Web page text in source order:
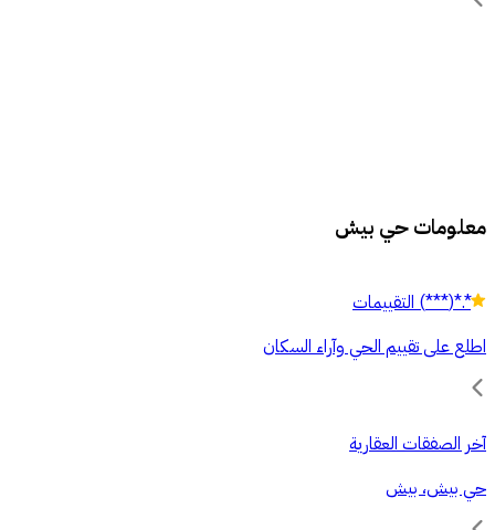
معلومات حي بيش
*.*
(
***
)التقييمات
اطلع على تقييم الحي وآراء السكان
آخر الصفقات العقارية
حي بيش، بيش